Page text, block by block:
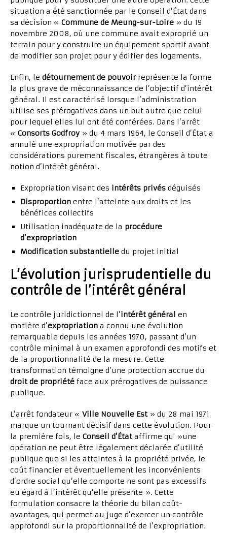
situation a été sanctionnée par le Conseil d’État dans
sa décision « Commune de Meung-sur-Loire » du 19
novembre 2008, où une commune avait exproprié un
terrain pour y construire un équipement sportif avant
de modifier son projet pour y édifier des logements.
Enfin, le détournement de pouvoirreprésente la forme
la plus grave de méconnaissance de l’objectif d’intérêt
général. Il est caractérisé lorsque l’administration
utilise ses prérogatives dans un but autre que celui
pour lequel elles lui ont été conférées. Dans l’arrêt
« Consorts Godfroy » du 4 mars 1964, le Conseil d’État a
annulé une expropriation motivée par des
considérations purement fiscales, étrangères à toute
notion d’intérêt général.
Expropriation visant des intérêts privés déguisés
Disproportion entre l’atteinte aux droits et les
bénéfices collectifs
Utilisation inadéquate de la procédure
d’expropriation
Modification substantielle du projet initial
L’évolution jurisprudentielle du
contrôle de l’intérêt général
Le contrôle juridictionnel de l’intérêt général en
matière d’expropriation a connu une évolution
remarquable depuis les années 1970, passant d’un
contrôle minimal à un examen approfondi des motifs et
de la proportionnalité de la mesure. Cette
transformation témoigne d’une protection accrue du
droit de propriété face aux prérogatives de puissance
publique.
L’arrêt fondateur « Ville Nouvelle Est» du 28 mai 1971
marque un tournant décisif dans cette évolution. Pour
la première fois, le Conseil d’Étataffirme qu' »une
opération ne peut être légalement déclarée d’utilité
publique que si les atteintes à la propriété privée, le
coût financier et éventuellement les inconvénients
d’ordre social qu’elle comporte ne sont pas excessifs
eu égard à l’intérêt qu’elle présente ». Cette
formulation consacre la théorie du bilan coût-
avantages, qui permet au juge d’exercer un contrôle
approfondi sur la proportionnalité de l’expropriation.